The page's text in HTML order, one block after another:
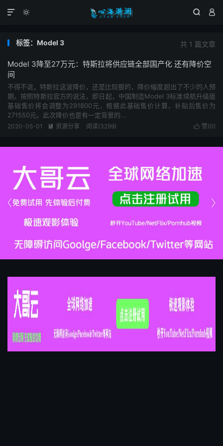
  

共 1 篇文章
标签：Model 3
Model 3降至27万元：特斯拉将供应链全部国产化 还有降价空
间
不得不说，特斯拉这波降价，还是比较狠的，降价幅度超出了不少的人预
期。按照特斯拉官方的说法，即日起，中国制造Model 3标准续航升级版
基础售价将会调整为291800元，根据此基础售价计算，补贴后售价为
271550元。此次降价也是有一定背景的...
 赞(0)
2020-05-01  资源分享 阅读(3299)

